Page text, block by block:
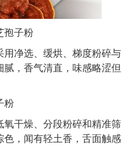
孢子粉
净选、缓烘、梯度粉碎与
，香气清直，味感略涩但
粉
干燥、分段粉碎和精准筛
，闻有轻土香，舌面触感